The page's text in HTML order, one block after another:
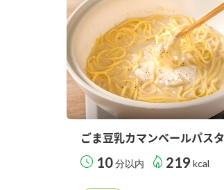
ごま豆乳カマンベールパスタ
10分以内 219 kcal